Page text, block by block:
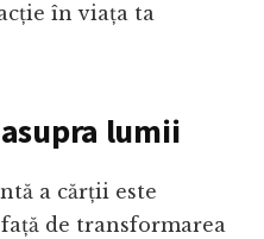
în viața ta
lumii
a cărții este
de transformarea